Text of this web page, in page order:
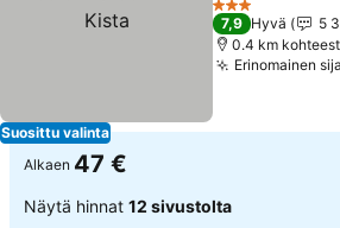
Suosittu valinta
3 Tähtiluokitus
7,9 Hyvä
5
0.4 km
Erinomainen
Alkaen 47 €
Näytä hinnat 12 sivustolta